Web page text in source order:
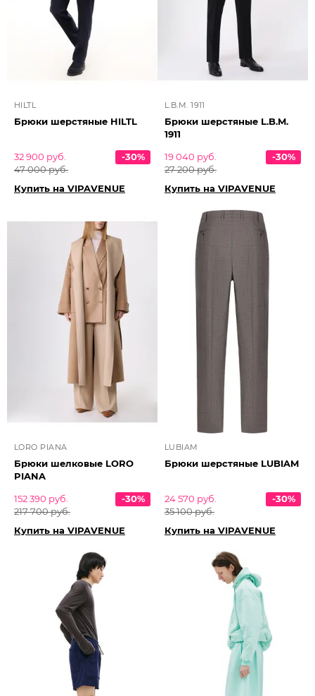
HILTL
Брюки шерстяные HILTL
32 900 руб.
47 000 руб.
-30%
Купить на VIPAVENUE
L.B.M. 1911
Брюки шерстяные L.B.M.
1911
19 040 руб.
27 200 руб.
-30%
Купить на VIPAVENUE
LORO PIANA
Брюки шелковые LORO
PIANA
152 390 руб.
217 700 руб.
-30%
Купить на VIPAVENUE
LUBIAM
Брюки шерстяные LUBIAM
24 570 руб.
35 100 руб.
-30%
Купить на VIPAVENUE